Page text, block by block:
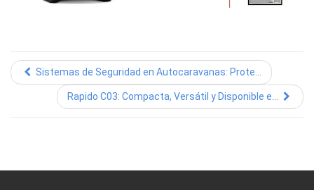
Sistemas de Seguridad en Autocaravanas: Prote...
Rapido C03: Compacta, Versátil y Disponible e...